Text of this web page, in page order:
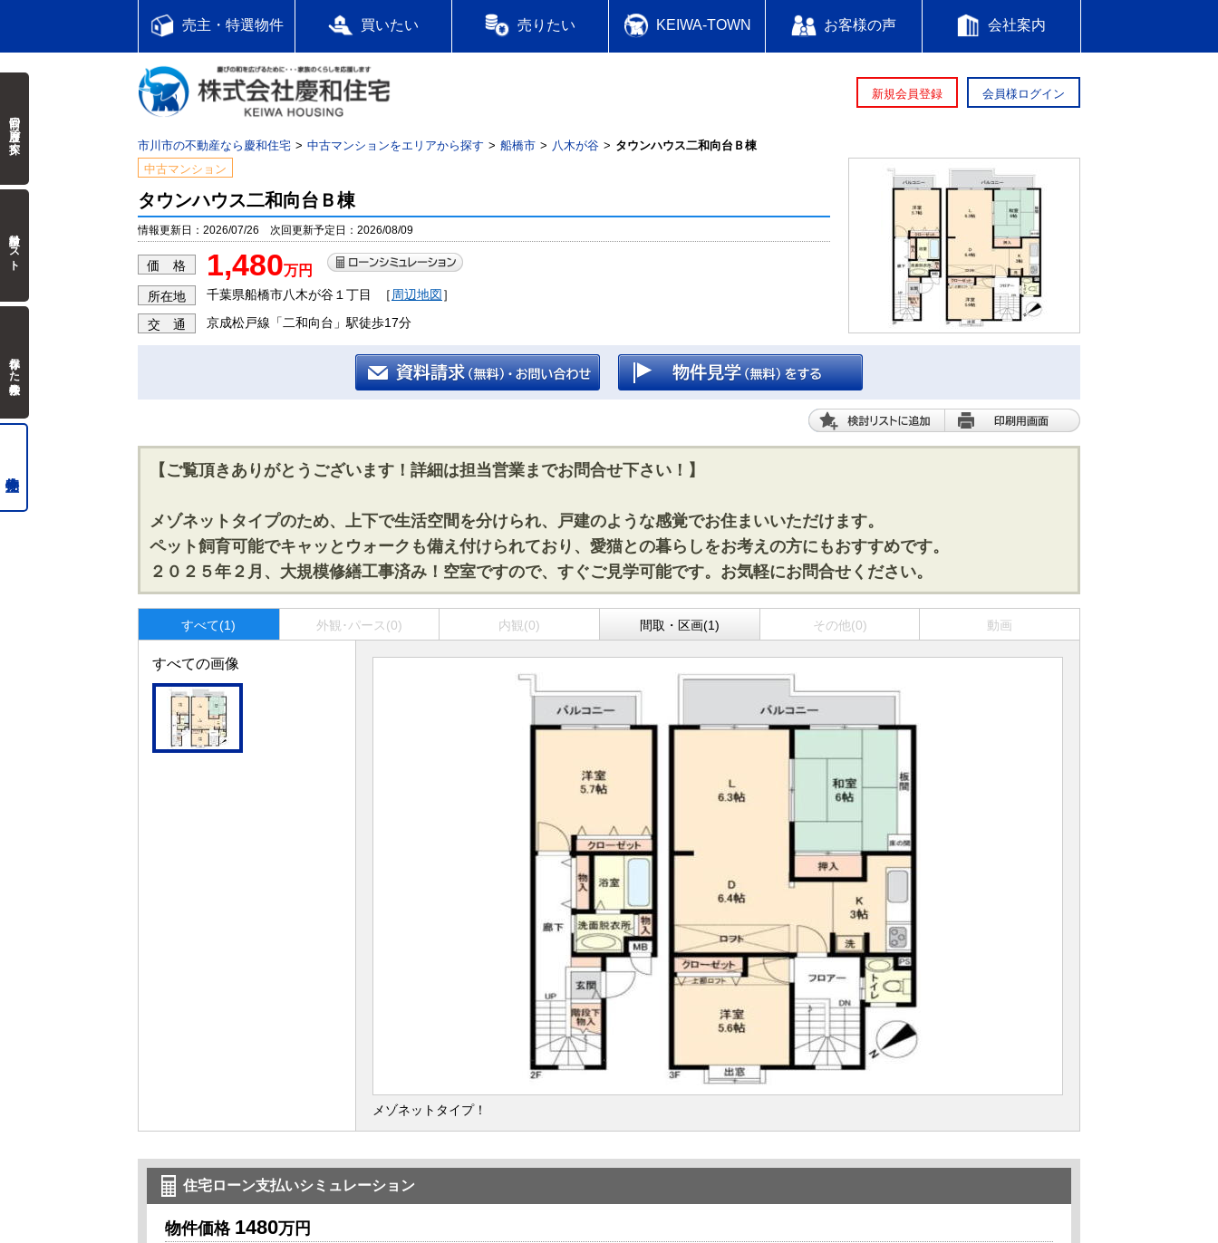
売主・特選物件 買いたい 売りたい KEIWA-TOWN お客様の声 会社案内
新規会員登録 会員様ログイン
市川市の不動産なら慶和住宅 中古マンションをエリアから探す 船橋市 八木が谷
タウンハウス二和向台Ｂ棟
中古マンション
タウンハウス二和向台Ｂ棟
情報更新日：2026/07/26 次回更新予定日：2026/08/09
価 格 1,480万円
所在地 千葉県船橋市八木が谷１丁目 ［ 周辺地図 ］
交 通 京成松戸線「二和向台」駅徒歩17分
【ご覧頂きありがとうございます！詳細は担当営業までお問合せ下さい！】
メゾネットタイプのため、上下で生活空間を分けられ、戸建のような感覚でお住まいいただけます。
ペット飼育可能でキャッとウォークも備え付けられており、愛猫との暮らしをお考えの方にもおすすめです。
２０２５年２月、大規模修繕工事済み！空室ですので、すぐご見学可能です。お気軽にお問合せください。
すべて(1) 外観･パース(0) 内観(0) 間取・区画(1) その他(0) 動画
すべての画像
メゾネットタイプ！
住宅ローン支払いシミュレーション
物件価格 1480万円
前回の履歴で探す
検討中リスト
保存した検索条件